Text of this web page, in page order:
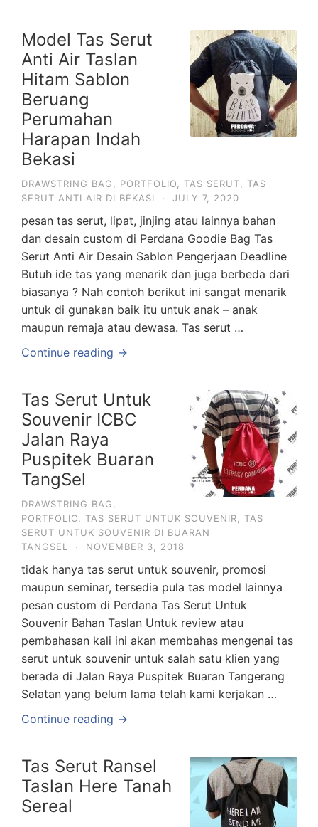
Model Tas Serut
Anti Air Taslan
Hitam Sablon
Beruang
Perumahan
Harapan Indah
Bekasi
DRAWSTRING BAG PORTFOLIO TAS SERUT
TAS
SERUT ANTI AIR DI BEKASI
· JULY 7, 2020
pesan tas serut, lipat, jinjing atau lainnya bahan
dan desain custom di Perdana Goodie Bag Tas
Serut Anti Air Desain Sablon Pengerjaan Deadline
Butuh ide tas yang menarik dan juga berbeda dari
biasanya ? Nah contoh berikut ini sangat menarik
untuk di gunakan baik itu untuk anak – anak
maupun remaja atau dewasa. Tas serut …
Continue reading →
Tas Serut Untuk
Souvenir ICBC
Jalan Raya
Puspitek Buaran
TangSel
DRAWSTRING BAG
PORTFOLIO
TAS SERUT UNTUK SOUVENIR
TAS
SERUT UNTUK SOUVENIR DI BUARAN
TANGSEL
· NOVEMBER 3, 2018
tidak hanya tas serut untuk souvenir, promosi
maupun seminar, tersedia pula tas model lainnya
pesan custom di Perdana Tas Serut Untuk
Souvenir Bahan Taslan Untuk review atau
pembahasan kali ini akan membahas mengenai tas
serut untuk souvenir untuk salah satu klien yang
berada di Jalan Raya Puspitek Buaran Tangerang
Selatan yang belum lama telah kami kerjakan …
Continue reading →
Tas Serut Ransel
Taslan Here Tanah
Sereal